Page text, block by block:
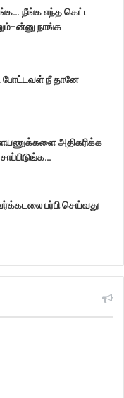
நீங்க எந்த கெட்ட
ன்னு நாங்க
நீ தானே
அதிகரிக்க
பர்பி செய்வது